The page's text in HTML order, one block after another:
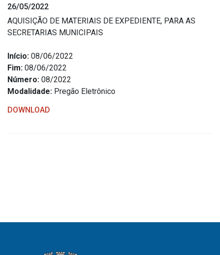
Estrutura Organizacional
Secretarias
Administração
Agricultura e Meio Ambiente
Assistência Social
26/05/2022
AQUISIÇÃO DE MATERIAIS DE EXPEDIENTE, PARA AS
SECRETARIAS MUNICIPAIS
Início: 08/06/2022
Fim: 08/06/2022
Número: 08/2022
Modalidade: Pregão Eletrônico
DOWNLOAD